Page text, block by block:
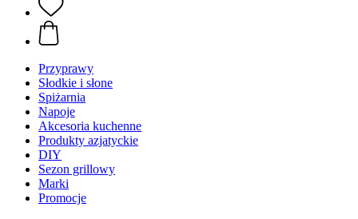
Przyprawy
Słodkie i słone
Spiżarnia
Napoje
Akcesoria kuchenne
Produkty azjatyckie
DIY
Sezon grillowy
Marki
Promocje